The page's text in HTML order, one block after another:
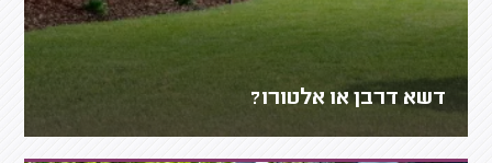
דשא דרבן או אלטורו?